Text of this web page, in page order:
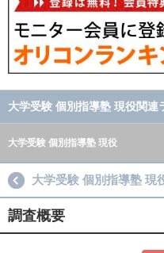
大学受験 個別指導塾 現役関連
大学受験 個別指導塾 現役
大学受験 個別指導塾 現
調査概要